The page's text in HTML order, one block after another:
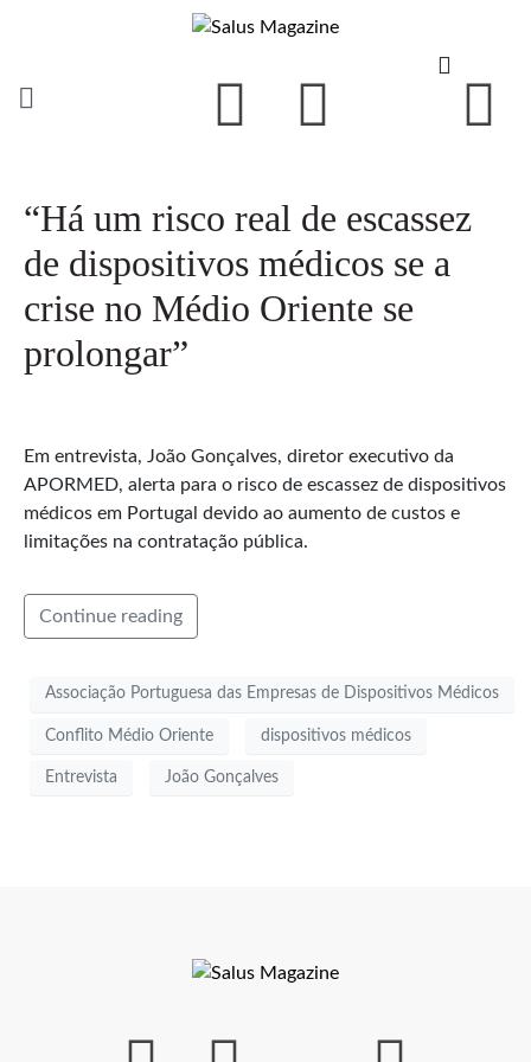
“Há um risco real de escassez
de dispositivos médicos se a
crise no Médio Oriente se
prolongar”
Em entrevista, João Gonçalves, diretor executivo da
APORMED, alerta para o risco de escassez de dispositivos
médicos em Portugal devido ao aumento de custos e
limitações na contratação pública.
Continue reading
Associação Portuguesa das Empresas de Dispositivos Médicos
Conflito Médio Oriente dispositivos médicos
Entrevista João Gonçalves